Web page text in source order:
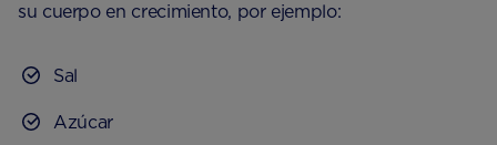
su cuerpo en crecimiento, por ejemplo:
Sal
Azúcar